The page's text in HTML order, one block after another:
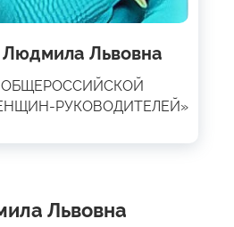
Людмила Львовна
ОБЩЕРОССИЙСКОЙ
РУКОВОДИТЕЛЕЙ»
Львовна